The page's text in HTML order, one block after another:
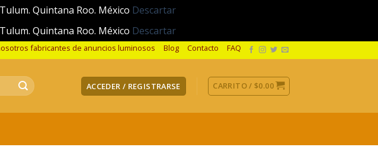
Quintana Roo. México Descartar
Quintana Roo. México Descartar
fabricantes de anuncios luminosos Blog Contacto FAQ
ACCEDER / REGISTRARSE CARRITO /$0.00